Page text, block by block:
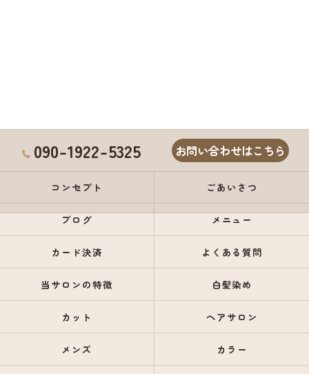
090-1922-5325 お問い合わせはこちら
コンセプト ごあいさつ
ブログ メニュー
カード決済 よくある質問
当サロンの特徴 白髪染め
カット ヘアサロン
メンズ カラー